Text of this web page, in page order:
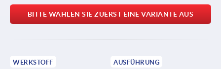
BITTE WÄHLEN SIE ZUERST EINE VARIANTE AUS
WERKSTOFF AUSFÜHRUNG